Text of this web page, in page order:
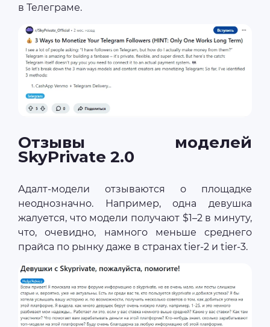
в Телеграме.
Отзывы моделей
SkyPrivate 2.0
Адалт-модели отзываются о площадке
неоднозначно. Например, одна девушка
жалуется, что модели получают $1–2 в минуту,
что, очевидно, намного меньше среднего
прайса по рынку даже в странах tier-2 и tier-3.